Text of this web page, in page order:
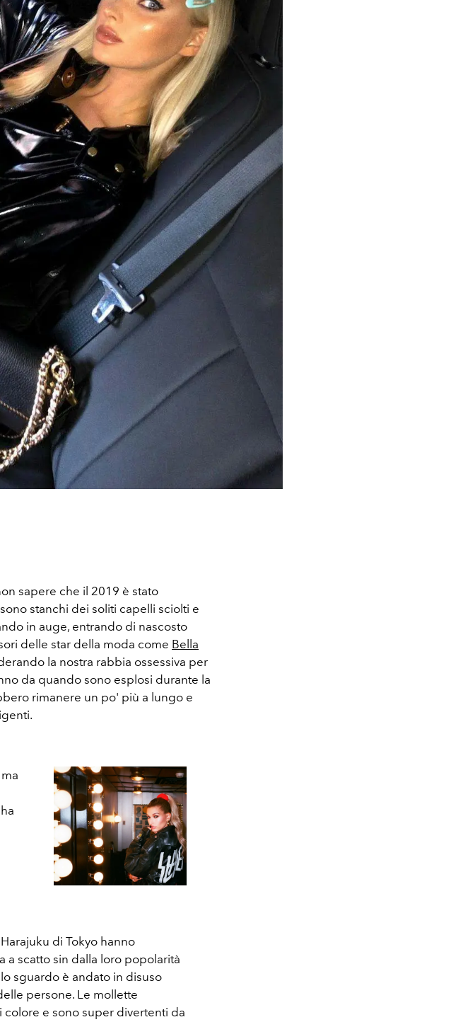
sapere che il 2019 è stato
stanchi dei soliti capelli sciolti e
in auge, entrando di nascosto
delle star della moda come Bella
la nostra rabbia ossessiva per
da quando sono esplosi durante la
rimanere un po' più a lungo e
di Tokyo hanno
a scatto sin dalla loro popolarità
sguardo è andato in disuso
persone. Le mollette
e sono super divertenti da